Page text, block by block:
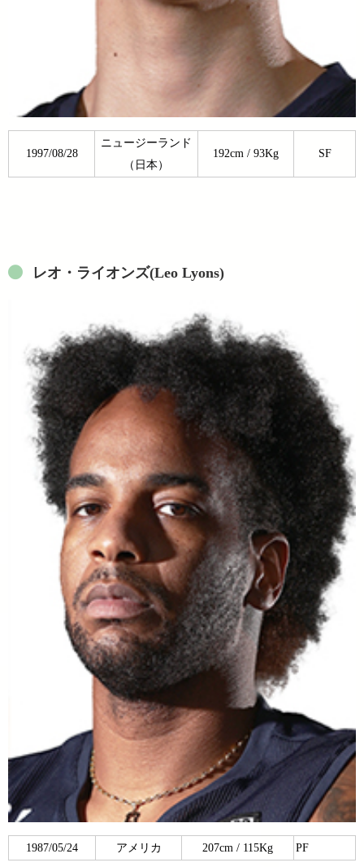
1997/08/28
ニュージーランド
（日本）
192cm / 93Kg SF
レオ・ライオンズ(Leo Lyons)
1987/05/24 アメリカ 207cm / 115Kg PF